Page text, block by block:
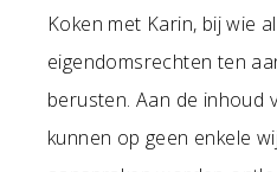
Koken met Karin, bij wie
eigendomsrechten ten
berusten. Aan de inhoud
kunnen op geen enkele